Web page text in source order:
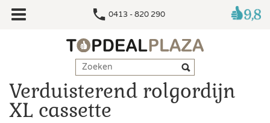
0413 - 820 290
Verduisterend rolgordijn
XL cassette